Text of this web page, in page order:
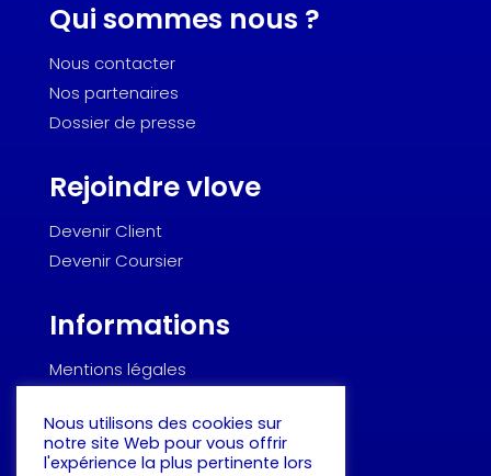
Qui sommes nous ?
Nous contacter
Nos partenaires
Dossier de presse
Rejoindre vlove
Devenir Client
Devenir Coursier
Informations
Mentions légales
Dictionnaire de la logistique urbaine
Nous utilisons des cookies sur
notre site Web pour vous offrir
l'expérience la plus pertinente lors